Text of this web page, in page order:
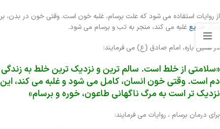
از روایات استفاده می شود که علت برسام، غلبه خون است. وقتی خون در بدن، بر
طبایع غلبه می کند، منجر به تب و برسام می شود.
در همین باره، امام صادق (ع) می فرمایند:
«سلامتی از خلط است. سالم ترین و نزدیک ترین خلط به زندگی
دم است. وقتی خون انسان، کامل می شود و غلبه می کند، این
نزدیک تر است به مرگ ناگهانی طاعون، خوره و برسام»
برای درمان برسام ، روایات می فرمایند: